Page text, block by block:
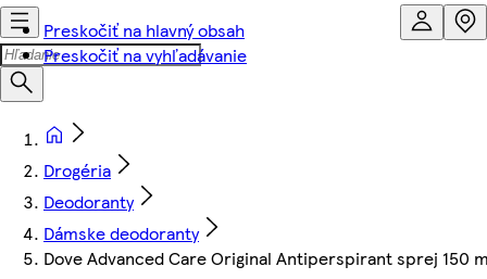
Preskočiť na hlavný obsah
Preskočiť na vyhľadávanie
Drogéria
Deodoranty
Dámske deodoranty
Dove Advanced Care Original Antiperspirant sprej 150